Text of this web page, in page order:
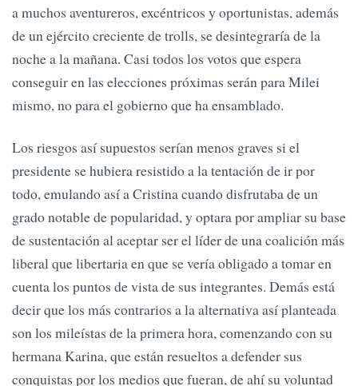
a muchos aventureros, excéntricos y oportunistas, además
de un ejército creciente de trolls, se desintegraría de la
noche a la mañana. Casi todos los votos que espera
conseguir en las elecciones próximas serán para Milei
mismo, no para el gobierno que ha ensamblado.
Los riesgos así supuestos serían menos graves si el
presidente se hubiera resistido a la tentación de ir por
todo, emulando así a Cristina cuando disfrutaba de un
grado notable de popularidad, y optara por ampliar su base
de sustentación al aceptar ser el líder de una coalición más
liberal que libertaria en que se vería obligado a tomar en
cuenta los puntos de vista de sus integrantes. Demás está
decir que los más contrarios a la alternativa así planteada
son los mileístas de la primera hora, comenzando con su
hermana Karina, que están resueltos a defender sus
conquistas por los medios que fueran, de ahí su voluntad